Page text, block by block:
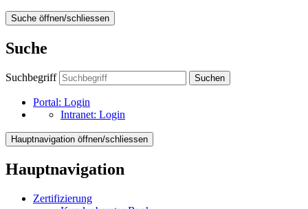
Suche öffnen/schliessen
Suche
Suchbegriff Suchen
Portal: Login
Intranet: Login
Hauptnavigation öffnen/schliessen
Hauptnavigation
Zertifizierung